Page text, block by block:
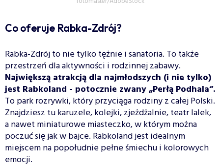
Co oferuje Rabka-Zdrój?
Rabka-Zdrój to nie tylko tężnie i sanatoria. To także
przestrzeń dla aktywności i rodzinnej zabawy.
Największą atrakcją dla najmłodszych (i nie tylko)
jest Rabkoland - potocznie zwany „Perłą Podhala“.
To park rozrywki, który przyciąga rodziny z całej Polski.
Znajdziesz tu karuzele, kolejki, zjeżdżalnie, teatr lalek,
a nawet miniaturowe miasteczko, w którym można
poczuć się jak w bajce. Rabkoland jest idealnym
miejscem na popołudnie pełne śmiechu i kolorowych
emocji.